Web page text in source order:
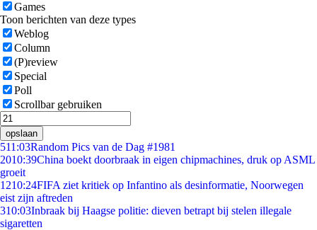
Games
Toon berichten van deze types
Weblog
Column
(P)review
Special
Poll
Scrollbar gebruiken
opslaan
511:03Random Pics van de Dag #1981
2010:39China boekt doorbraak in eigen chipmachines, druk op ASML
groeit
1210:24FIFA ziet kritiek op Infantino als desinformatie, Noorwegen
eist zijn aftreden
310:03Inbraak bij Haagse politie: dieven betrapt bij stelen illegale
sigaretten